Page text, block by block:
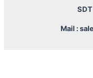
Mail :